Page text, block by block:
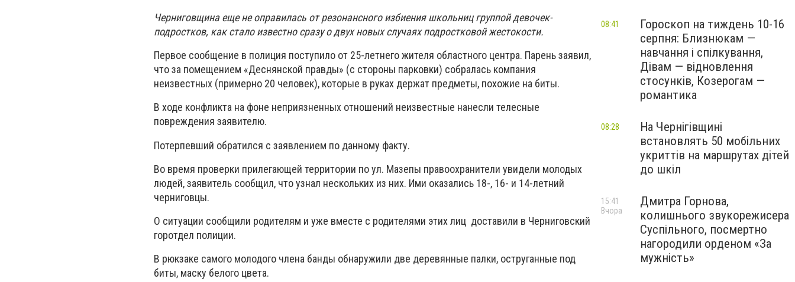
Черниговщина еще не оправилась от резонансного избиения школьниц группой девочек-
подростков, как стало известно сразу о двух новых случаях подростковой жестокости.
Первое сообщение в полиция поступило от 25-летнего жителя областного центра. Парень заявил,
что за помещением «Деснянской правды» (с стороны парковки) собралась компания
неизвестных (примерно 20 человек), которые в руках держат предметы, похожие на биты.
В ходе конфликта на фоне неприязненных отношений неизвестные нанесли телесные
повреждения заявителю.
Потерпевший обратился с заявлением по данному факту.
Во время проверки прилегающей территории по ул. Мазепы правоохранители увидели молодых
людей, заявитель сообщил, что узнал нескольких из них. Ими оказались 18-, 16- и 14-летний
черниговцы.
О ситуации сообщили родителям и уже вместе с родителями этих лиц доставили в Черниговский
горотдел полиции.
В рюкзаке самого молодого члена банды обнаружили две деревянные палки, оструганные под
биты, маску белого цвета.
Гороскоп на тиждень 10-16
серпня: Близнюкам —
навчання і спілкування,
Дівам — відновлення
стосунків, Козерогам —
романтика
08:41
На Чернігівщині
встановлять 50 мобільних
укриттів на маршрутах дітей
до шкіл
08:28
Дмитра Горнова,
колишнього звукорежисера
Суспільного, посмертно
нагородили орденом «За
мужність»
15:41
Вчора